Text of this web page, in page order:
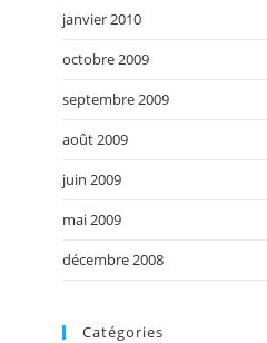
janvier 2010
octobre 2009
septembre 2009
août 2009
juin 2009
mai 2009
décembre 2008
Catégories